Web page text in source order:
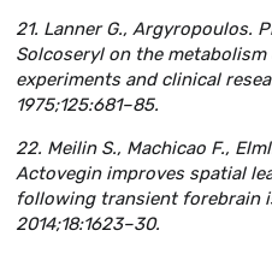
21. Lanner G., Argyropoulos.
Solcoseryl on the
experiments and clinical
1975;125:681–85.
22. Meilin S., Machicao F.,
Actovegin improves spatial
following transient forebrain
2014;18:1623–30.